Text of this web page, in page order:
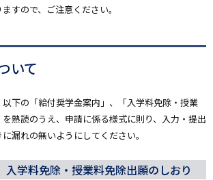
すので、ご注意ください。
いて
下の「給付奨学金案内」、「入学料免除・授業
熟読のうえ、申請に係る様式に則り、入力・提出
漏れの無いようにしてください。
入学料免除・授業料免除出願のしおり